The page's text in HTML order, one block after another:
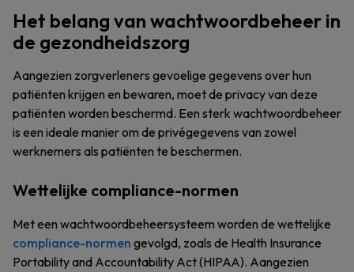
Het belang van wachtwoordbeheer in
de gezondheidszorg
Aangezien zorgverleners gevoelige gegevens over hun
patiënten krijgen en bewaren, moet de privacy van deze
patiënten worden beschermd. Een sterk wachtwoordbeheer
is een ideale manier om de privégegevens van zowel
werknemers als patiënten te beschermen.
Wettelijke compliance-normen
Met een wachtwoordbeheersysteem worden de wettelijke
compliance-normen gevolgd, zoals de Health Insurance
Portability and Accountability Act (HIPAA). Aangezien